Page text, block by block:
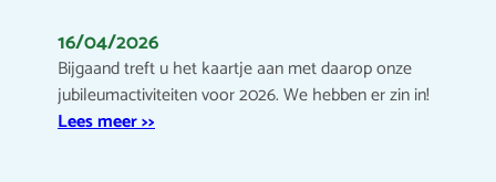
16/04/2026
Bijgaand treft u het kaartje aan met daarop onze
jubileumactiviteiten voor 2026. We hebben er zin in!
Lees meer >>